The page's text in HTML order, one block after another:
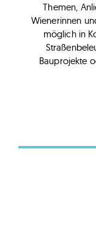
Themen,
Wienerinnen
möglich in
Bauprojekte